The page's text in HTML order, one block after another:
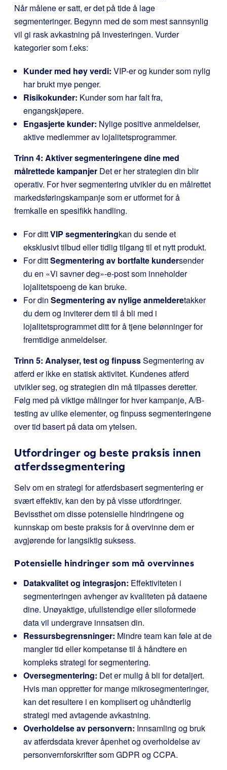
Når målene er satt, er det på tide å lage
segmenteringer. Begynn med de som mest sannsynlig
vil gi rask avkastning på investeringen. Vurder
kategorier som f.eks:
Kunder med høy verdi: VIP-er og kunder som nylig
har brukt mye penger.
Risikokunder: Kunder som har falt fra,
engangskjøpere.
Engasjerte kunder: Nylige positive anmeldelser,
aktive medlemmer av lojalitetsprogrammer.
Trinn 4: Aktiver segmenteringene dine med
målrettede kampanjer Det er her strategien din blir
operativ. For hver segmentering utvikler du en målrettet
markedsføringskampanje som er utformet for å
fremkalle en spesifikk handling.
For dittVIP segmenteringkan du sende et
eksklusivt tilbud eller tidlig tilgang til et nytt produkt.
For dittSegmentering av bortfalte kundersender
du en «Vi savner deg»-e-post som inneholder
lojalitetspoeng de kan bruke.
For din Segmentering av nylige anmelderetakker
du dem og inviterer dem til å bli med i
lojalitetsprogrammet ditt for å tjene belønninger for
fremtidige anmeldelser.
Trinn 5: Analyser, test og finpussSegmentering av
atferd er ikke en statisk aktivitet. Kundenes atferd
utvikler seg, og strategien din må tilpasses deretter.
Følg med på viktige målinger for hver kampanje, A/B-
testing av ulike elementer, og finpuss segmenteringene
over tid basert på data om ytelsen.
Utfordringer og beste praksis innen
atferdssegmentering
Selv om en strategi for atferdsbasert segmentering er
svært effektiv, kan den by på visse utfordringer.
Bevissthet om disse potensielle hindringene og
kunnskap om beste praksis for å overvinne dem er
avgjørende for langsiktig suksess.
Potensielle hindringer som må overvinnes
Datakvalitet og integrasjon: Effektiviteten i
segmenteringen avhenger av kvaliteten på dataene
dine. Unøyaktige, ufullstendige eller siloformede
data vil undergrave innsatsen din.
Ressursbegrensninger: Mindre team kan føle at de
mangler tid eller kompetanse til å håndtere en
kompleks strategi for segmentering.
Oversegmentering: Det er mulig å bli for detaljert.
Hvis man oppretter for mange mikrosegmenteringer,
kan det resultere i en komplisert og uhåndterlig
strategi med avtagende avkastning.
Overholdelse av personvern: Innsamling og bruk
av atferdsdata krever åpenhet og overholdelse av
personvernforskrifter som GDPR og CCPA.